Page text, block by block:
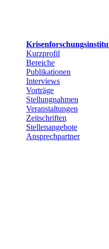
Kurzprofil
Bereiche
Publikationen
Interviews
Vorträge
Stellungnahmen
Veranstaltungen
Zeitschriften
Stellenangebote
Ansprechpartner